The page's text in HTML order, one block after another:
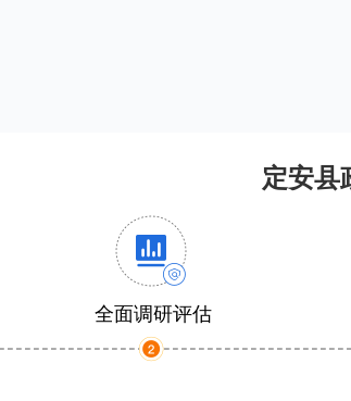
定安县
全面调研评估